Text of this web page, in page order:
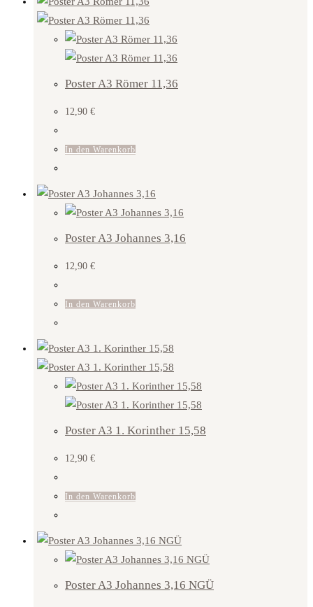
Poster A3 Römer 11,36
12,90 €
In den Warenkorb
Poster A3 Johannes 3,16
12,90 €
In den Warenkorb
Poster A3 1. Korinther 15,58
12,90 €
In den Warenkorb
Poster A3 Johannes 3,16 NGÜ